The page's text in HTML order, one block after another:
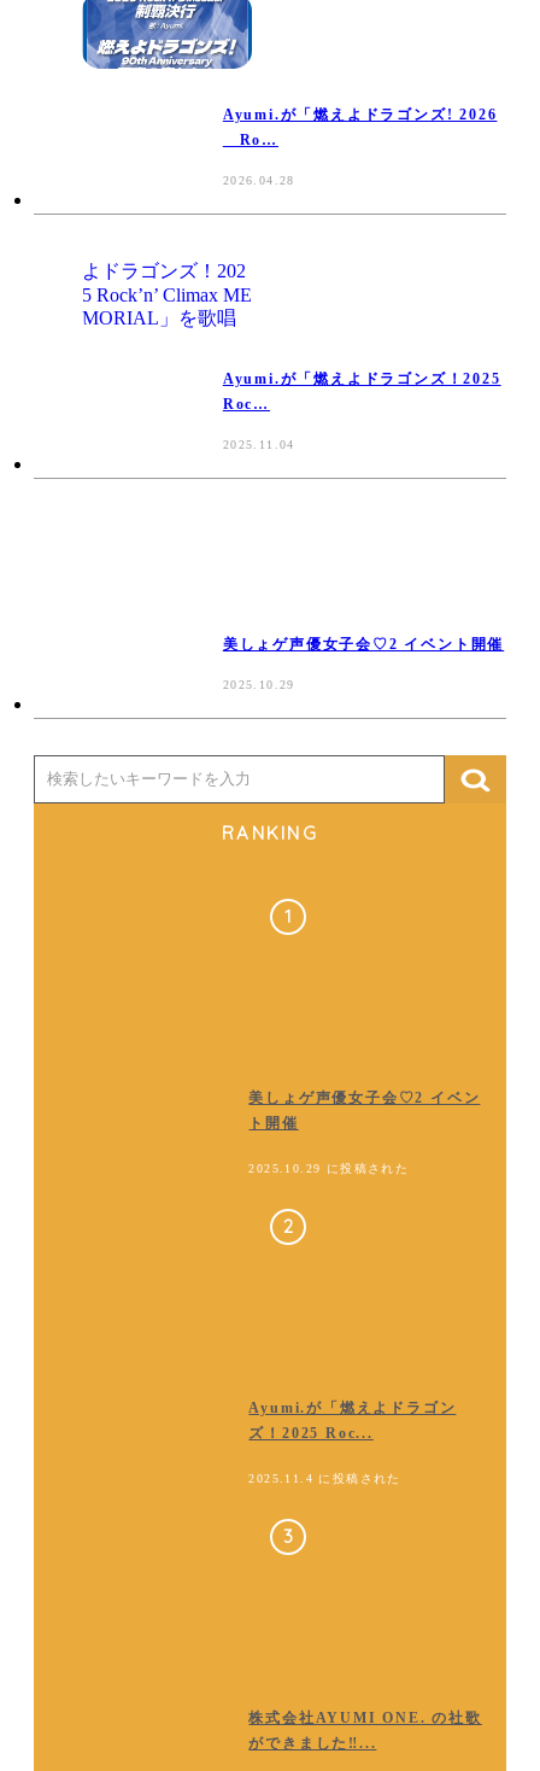
Ayumi.が「燃えよドラゴンズ! 2026
Ro…
2026.04.28
Ayumi.が「燃えよドラゴンズ！2025
Roc…
2025.11.04
美しょゲ声優女子会♡2 イベント開催
2025.10.29
RANKING
美しょゲ声優女子会♡2 イベン
ト開催
2025.10.29 に投稿された
Ayumi.が「燃えよドラゴン
ズ！2025 Roc...
2025.11.4 に投稿された
株式会社AYUMI ONE. の社歌
ができました‼...